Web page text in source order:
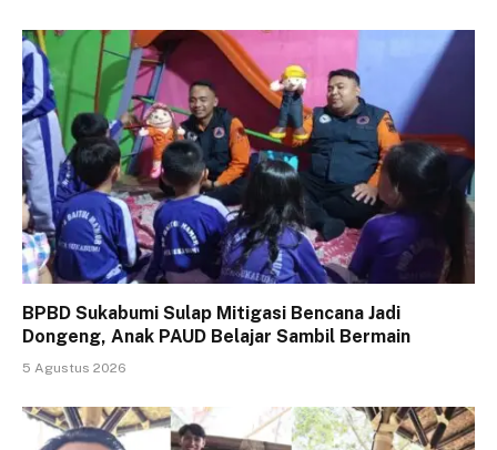
BPBD Sukabumi Sulap Mitigasi Bencana Jadi
Dongeng, Anak PAUD Belajar Sambil Bermain
5 Agustus 2026